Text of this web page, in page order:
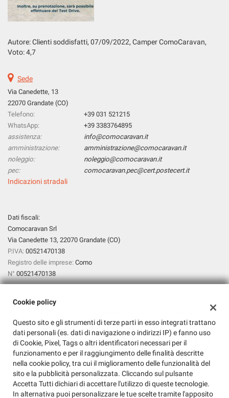
Autore: Clienti soddisfatti, 07/09/2022, Camper ComoCaravan,
Voto: 4,7
Sede
Via Canedette, 13
22070 Grandate (CO)
Telefono:
+39 031 521215
WhatsApp:
+39 3383764895
assistenza:
info@comocaravan.it
amministrazione:
amministrazione@comocaravan.it
noleggio:
noleggio@comocaravan.it
pec:
comocaravan.pec@cert.postecert.it
Indicazioni stradali
Dati fiscali:
Comocaravan Srl
Via Canedette 13, 22070 Grandate (CO)
P.IVA: 00521470138
Registro delle imprese: Como
N° 00521470138
Cookie policy
Questo sito e gli strumenti di terze parti in esso integrati trattano
dati personali (es. dati di navigazione o indirizzi IP) e fanno uso
di Cookie, Pixel, Tags o altri identificatori necessari per il
funzionamento e per il raggiungimento delle finalità descritte
nella cookie policy, tra cui il miglioramento delle funzionalità del
sito e la pubblicità personalizzata. Cliccando sul pulsante
Accetta Tutti dichiari di accettare l'utilizzo di queste tecnologie.
In alternativa puoi personalizzare le tue scelte tramite l'apposito
Cookie delle preferenze
Cookie per il miglioramento dell'esperienza utente
Cookie di marketing
Leggi
la
cookie
le